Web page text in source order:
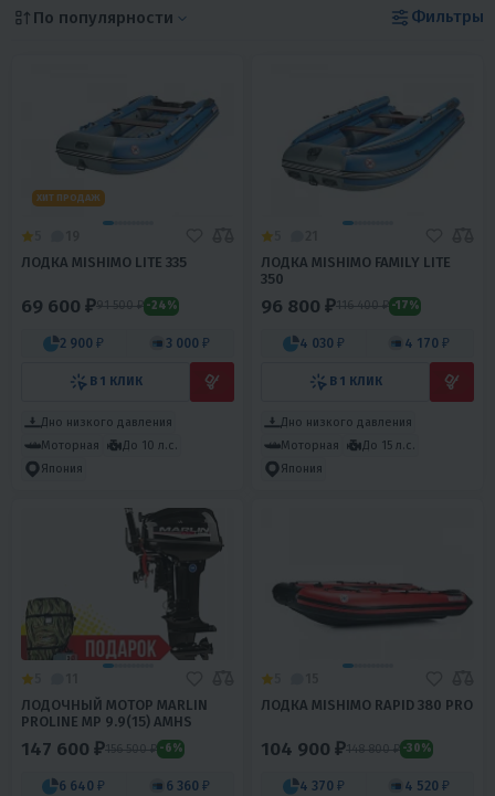
По популярности Фильтры
ХИТ ПРОДАЖ
ЛОДКА MISHIMO LITE 335
69 600 ₽91 500 ₽ -24%
2 900 ₽ 3 000 ₽
В 1 КЛИК
Дно низкого давления
Моторная
До 10 л.с.
Япония
ЛОДКА MISHIMO FAMILY LITE
350
96 800 ₽116 400 ₽ -17%
4 030 ₽ 4 170 ₽
В 1 КЛИК
Дно низкого давления
Моторная
До 15 л.с.
Япония
ЛОДОЧНЫЙ МОТОР MARLIN
PROLINE MP 9.9(15) AMHS
147 600 ₽156 500 ₽ -6%
6 640 ₽ 6 360 ₽
ЛОДКА MISHIMO RAPID 380 PRO
104 900 ₽148 800 ₽ -30%
4 370 ₽ 4 520 ₽